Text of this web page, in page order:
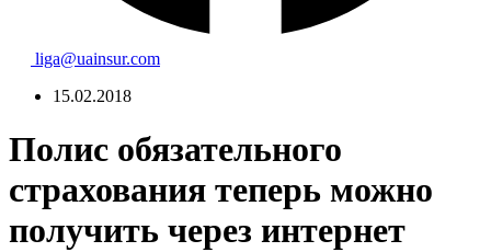
liga@uainsur.com
15.02.2018
Полис обязательного
страхования теперь можно
получить через интернет